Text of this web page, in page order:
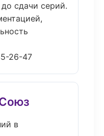
сдачи серий.
26-47
в